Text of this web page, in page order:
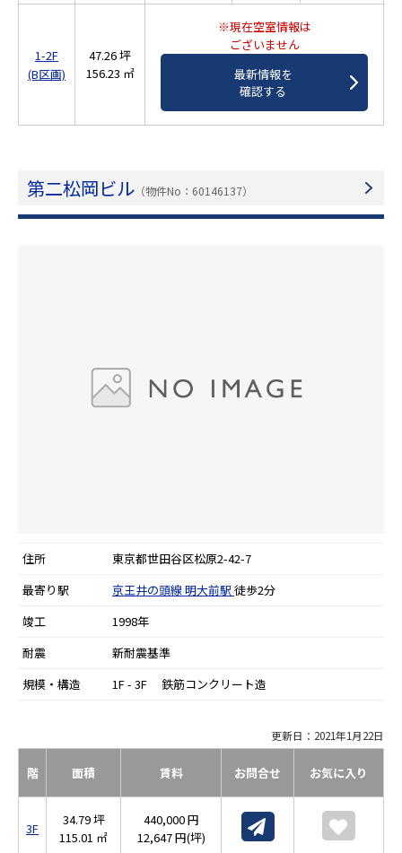
1-2F
(B区画)
47.26 坪
156.23 ㎡
※現在空室情報は
ございません
最新情報を
確認する
第二松岡ビル （物件No：60146137）
住所
東京都世田谷区松原2-42-7
最寄り駅
京王井の頭線明大前駅 徒歩2分
竣工
1998年
耐震
新耐震基準
規模・構造
1F - 3F 鉄筋コンクリート造
更新日：2021年1月22日
階 面積 賃料 お問合せ お気に入り
3F
34.79 坪
115.01 ㎡
440,000 円
12,647 円(坪)